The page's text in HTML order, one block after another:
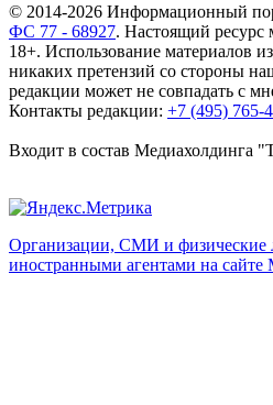
© 2014-2026 Информационный
ФС 77 - 68927. Настоящий ресурс
18+. Использование материалов
никаких претензий со стороны
редакции может не совпадать с
Контакты редакции: +7 (495) 765-
Входит в состав
Организации, СМИ и физические
иностранными агентами на